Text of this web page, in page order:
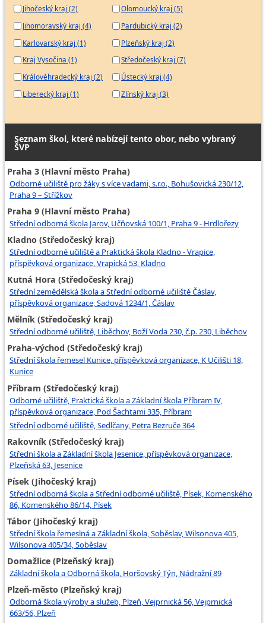
Jihočeský kraj (2)
Jihomoravský kraj (4)
Karlovarský kraj (1)
Kraj Vysočina (1)
Královéhradecký kraj (2)
Liberecký kraj (1)
Olomoucký kraj (5)
Pardubický kraj (2)
Plzeňský kraj (2)
Středočeský kraj (7)
Ústecký kraj (4)
Zlínský kraj (3)
Seznam škol, které nabízejí tento obor, nebo vybraný
ŠVP
Praha 3 (Hlavní město Praha)
Odborné učiliště pro žáky s více vadami, s.r.o., Bohušovická 230/12,
Praha 9 – Střížkov
Praha 9 (Hlavní město Praha)
Střední odborná škola Jarov, Učňovská 100/1, Praha 9 - Hrdlořezy
Kladno (Středočeský kraj)
Střední odborné učiliště a Praktická škola Kladno - Vrapice,
příspěvková organizace, Vrapická 53, Kladno
Kutná Hora (Středočeský kraj)
Střední zemědělská škola a Střední odborné učiliště Čáslav,
příspěvková organizace, Sadová 1234/1, Čáslav
Mělník (Středočeský kraj)
Střední odborné učiliště, Liběchov, Boží Voda 230, č.p. 230, Liběchov
Praha-východ (Středočeský kraj)
Střední škola řemesel Kunice, příspěvková organizace, K Učilišti 18,
Kunice
Příbram (Středočeský kraj)
Odborné učiliště, Praktická škola a Základní škola Příbram IV,
příspěvková organizace, Pod Šachtami 335, Příbram
Střední odborné učiliště, Sedlčany, Petra Bezruče 364
Rakovník (Středočeský kraj)
Střední škola a Základní škola Jesenice, příspěvková organizace,
Plzeňská 63, Jesenice
Písek (Jihočeský kraj)
Střední odborná škola a Střední odborné učiliště, Písek, Komenského
86, Komenského 86/14, Písek
Tábor (Jihočeský kraj)
Střední škola řemeslná a Základní škola, Soběslav, Wilsonova 405,
Wilsonova 405/34, Soběslav
Domažlice (Plzeňský kraj)
Základní škola a Odborná škola, Horšovský Týn, Nádražní 89
Plzeň-město (Plzeňský kraj)
Odborná škola výroby a služeb, Plzeň, Vejprnická 56, Vejprnická
663/56, Plzeň